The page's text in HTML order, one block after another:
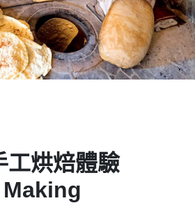
工烘焙體驗